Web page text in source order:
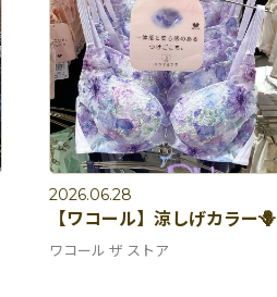
2026.06.28
【ワコール】涼しげカラー🪻
ワコール ザ ストア